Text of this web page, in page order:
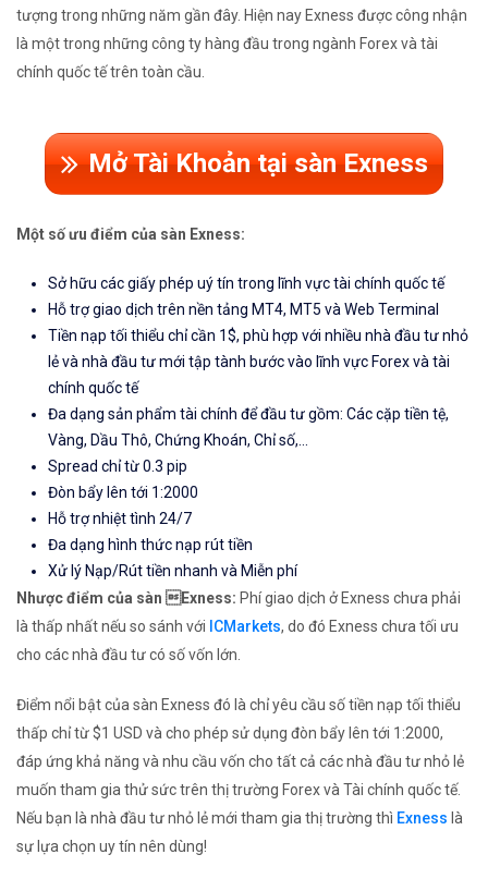
tượng trong những năm gần đây. Hiện nay Exness được công nhận
là một trong những công ty hàng đầu trong ngành Forex và tài
chính quốc tế trên toàn cầu.
Mở Tài Khoản tại sàn Exness
Một số ưu điểm của sàn Exness:
Sở hữu các giấy phép uý tín trong lĩnh vực tài chính quốc tế
Hỗ trợ giao dịch trên nền tảng MT4, MT5 và Web Terminal
Tiền nạp tối thiểu chỉ cần 1$, phù hợp với nhiều nhà đầu tư nhỏ
lẻ và nhà đầu tư mới tập tành bước vào lĩnh vực Forex và tài
chính quốc tế
Đa dạng sản phẩm tài chính để đầu tư gồm: Các cặp tiền tệ,
Vàng, Dầu Thô, Chứng Khoán, Chỉ số,...
Spread chỉ từ 0.3 pip
Đòn bẩy lên tới 1:2000
Hỗ trợ nhiệt tình 24/7
Đa dạng hình thức nạp rút tiền
Xử lý Nạp/Rút tiền nhanh và Miễn phí
Nhược điểm của sàn Exness: Phí giao dịch ở Exness chưa phải
là thấp nhất nếu so sánh với ICMarkets, do đó Exness chưa tối ưu
cho các nhà đầu tư có số vốn lớn.
Điểm nổi bật của sàn Exness đó là chỉ yêu cầu số tiền nạp tối thiểu
thấp chỉ từ $1 USD và cho phép sử dụng đòn bẩy lên tới 1:2000,
đáp ứng khả năng và nhu cầu vốn cho tất cả các nhà đầu tư nhỏ lẻ
muốn tham gia thử sức trên thị trường Forex và Tài chính quốc tế.
Nếu bạn là nhà đầu tư nhỏ lẻ mới tham gia thị trường thì Exness là
sự lựa chọn uy tín nên dùng!